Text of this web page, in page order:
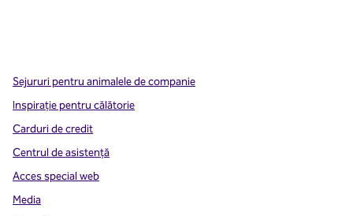
Sejururi pentru animalele de companie
Inspirație pentru călătorie
Carduri de credit
Centrul de asistență
Acces special web
Media